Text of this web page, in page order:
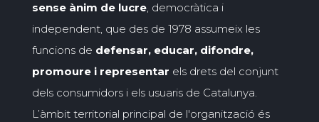
sense ànim de lucre, democràtica i
independent, que des de 1978 assumeix les
funcions de defensar, educar, difondre,
promoure i representar els drets del conjunt
dels consumidors i els usuaris de Catalunya.
L’àmbit territorial principal de l'organització és